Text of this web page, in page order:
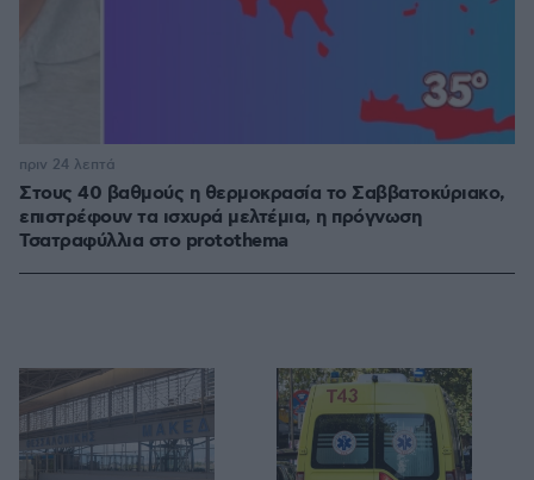
Στους 40 βαθμούς η θερμοκρασία το Σαββατοκύριακο,
επιστρέφουν τα ισχυρά μελτέμια, η πρόγνωση
Τσατραφύλλια στο protothema
πριν 24 λεπτά